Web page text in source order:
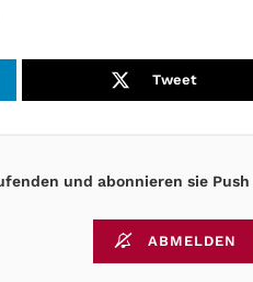
Tweet
und abonnieren sie
ABMELDEN